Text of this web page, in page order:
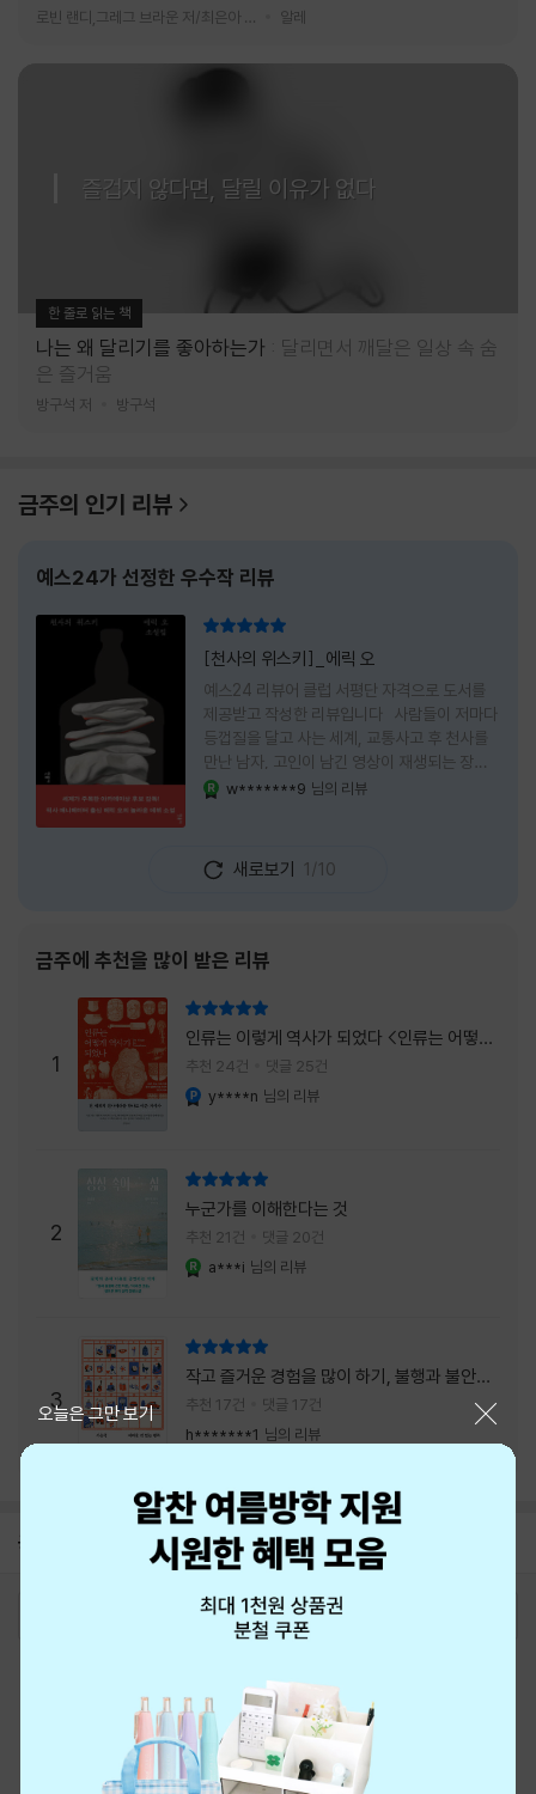
알레
즐겁지 않다면, 달릴 이유가 없다
한 줄로 읽는 책
나는 왜 달리기를 좋아하는가
달리면서 깨달은 일상 속 숨
은 즐거움
방구석 저 방구석
금주의 인기 리뷰
예스24가 선정한 우수작 리뷰
[천사의 위스키]_에릭 오
예스24 리뷰어 클럽 서평단 자격으로 도서를
제공받고 작성한 리뷰입니다 사람들이 저마다
등껍질을 달고 사는 세계, 교통사고 후 천사를
만난 남자, 고인이 남긴 영상이 재생되는 장례
식장에서 똥을 싼 개. 이 책에는 몇 줄만 읽어도
넘어가 있었다. 소설을 읽으면서 잘 만든 단편
애니메이션 여러 편을 차례로 보는 기분이 들었
선명하게 그려졌고, 한 편이 끝날 때마다 질문
이 뒤따라왔다. 감출 수 없는 세계는 더 다정할
까 「등껍질」의 세계에서 사람들은 저마다 다른
등껍질을 달고 살아간다. 몸의 일부이면서 한
사람을 표현하는 수단
w*******9 님의 리뷰
새로보기 1/10
금주에 추천을 많이 받은 리뷰
1
인류는 이렇게 역사가 되었다 <인류는 어떻게
역사가 되었나>
추천 24건 댓글 25건
y****n 님의 리뷰
2
누군가를 이해한다는 것
추천 21건 댓글 20건
a***i 님의 리뷰
3
작고 즐거운 경험을 많이 하기, 불행과 불안을
회피하지 말기, 그리고 좋은 사람을 많이 만나
기.
추천 17건
댓글 17건
h*******1 님의 리뷰
공지 8월 신용카드 무이자할부 안내
오늘은 그만 보기
최근 본 상품
eBook 1:1문의/채팅상담
예스이십사(주) 사업자 정보
이용약관
개인정보처리방침
청소년보호정책
PC버전
회사소개 거래처관계자께